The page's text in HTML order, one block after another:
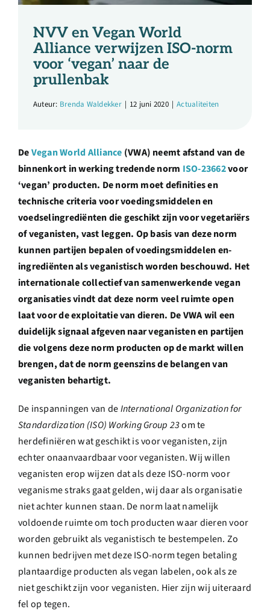
Over ons
Ondernemer
Contact
Shop
English
NVV en Vegan World
Alliance verwijzen ISO-norm
voor ‘vegan’ naar de
prullenbak
Auteur: Brenda Waldekker | 12 juni 2020 | Actualiteiten
DeVegan World Alliance (VWA) neemt afstand van de
binnenkort in werking tredende norm ISO-23662voor
‘vegan’ producten. Denorm moet definities en
technische criteria voor voedingsmiddelen en
voedselingrediënten die geschikt zijn voor vegetariërs
of veganisten, vast leggen. Op basis van deze norm
kunnen partijen bepalen of voedingsmiddelen en-
ingrediënten als veganistisch worden beschouwd. Het
internationale collectief van samenwerkende vegan
organisaties vindt dat deze norm veel ruimte open
laat voor de exploitatie van dieren. De VWA wil een
duidelijk signaal afgeven naar veganisten en partijen
die volgens deze norm producten op de markt willen
brengen, dat de norm geenszins de belangen van
veganisten behartigt.
De inspanningen van deInternational Organization for
Standardization (ISO) Working Group 23om te
herdefiniëren wat geschikt is voor veganisten, zijn
echter onaanvaardbaar voor veganisten. Wij willen
veganisten erop wijzen dat als deze ISO-norm voor
veganisme straks gaat gelden, wij daar als organisatie
niet achter kunnen staan. De norm laat namelijk
voldoende ruimte om toch producten waar dieren voor
worden gebruikt als veganistisch te bestempelen. Zo
kunnen bedrijven met deze ISO-norm tegen betaling
plantaardige producten als vegan labelen, ook als ze
niet geschikt zijn voor veganisten. Hier zijn wij uiteraard
fel op tegen.